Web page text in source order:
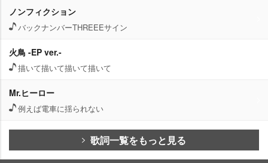
ノンフィクション
バックナンバーTHREEEサイン
火鳥 -EP ver.-
描いて描いて描いて描いて
Mr.ヒーロー
例えば電車に揺られない
歌詞一覧をもっと見る